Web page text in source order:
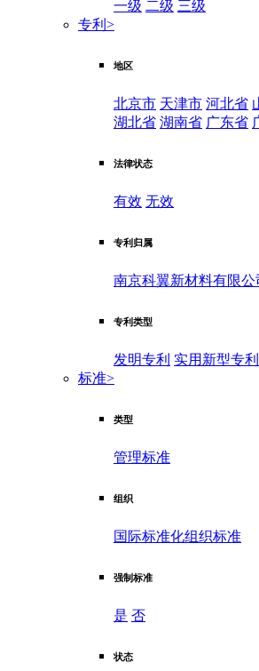
一级 二级 三级
专利 >
地区
北京市 天津市 河北省
湖北省 湖南省 广东省
法律状态
有效 无效
专利归属
南京科翼新材料有限公
专利类型
发明专利 实用新型专利
标准>
类型
管理标准
组织
国际标准化组织标准
强制标准
是 否
状态